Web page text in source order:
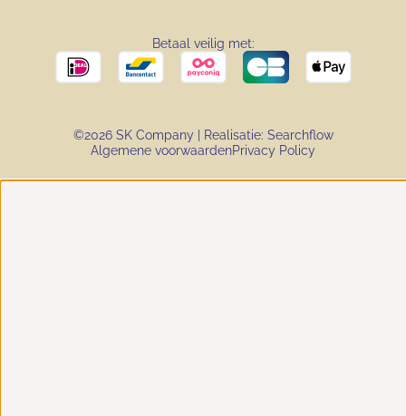
Betaal veilig met:
©2026 SK Company | Realisatie: Searchflow
Algemene voorwaardenPrivacy Policy